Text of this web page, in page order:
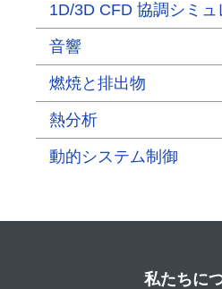
1D/3D CFD 協調シミュ
音響
燃焼と排出物
熱分析
動的システム制御
私たちに